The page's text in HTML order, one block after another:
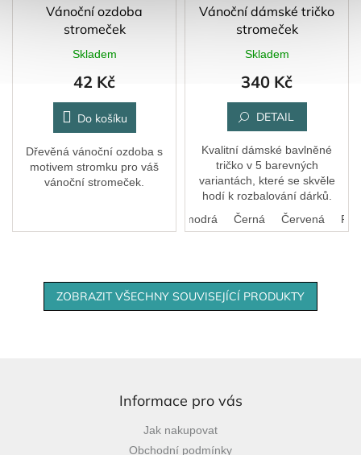
Vánoční ozdoba
stromeček
Skladem
42 Kč
Do košíku
Dřevěná vánoční ozdoba s
motivem stromku pro váš
vánoční stromeček.
Vánoční dámské tričko
stromeček
Skladem
340 Kč
DETAIL
Kvalitní dámské bavlněné
tričko v 5 barevných
variantách, které se skvěle
hodí k rozbalování dárků.
Královská modrá Černá Červená
ZOBRAZIT VŠECHNY SOUVISEJÍCÍ PRODUKTY
Informace pro vás
Jak nakupovat
Obchodní podmínky